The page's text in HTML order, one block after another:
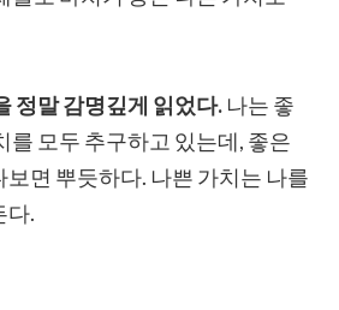
정말 감명깊게 읽었다. 나는 좋
를 모두 추구하고 있는데, 좋은
면 뿌듯하다. 나쁜 가치는 나를
다.